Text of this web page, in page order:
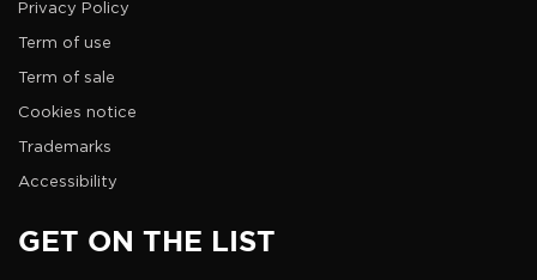
Privacy Policy
Term of use
Term of sale
Cookies notice
Trademarks
Accessibility
GET ON THE LIST